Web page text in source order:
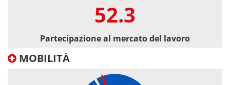
52.3
Partecipazione al mercato del lavoro
MOBILITÀ